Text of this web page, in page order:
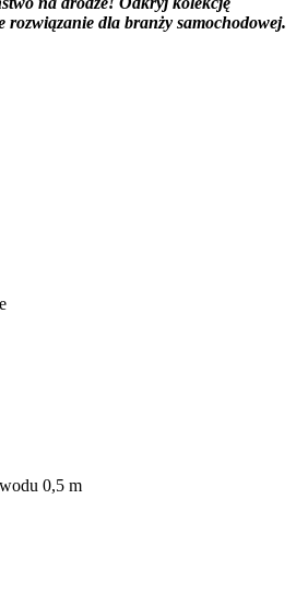
rozwiązanie dla branży samochodowej.
0,5 m